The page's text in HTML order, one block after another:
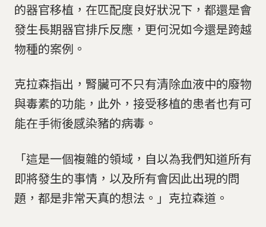
的器官移植，在匹配度良好狀況下，都還是會
發生長期器官排斥反應，更何況如今還是跨越
物種的案例。
克拉森指出，腎臟可不只有清除血液中的廢物
與毒素的功能，此外，接受移植的患者也有可
能在手術後感染豬的病毒。
「這是一個複雜的領域，自以為我們知道所有
即將發生的事情，以及所有會因此出現的問
題，都是非常天真的想法。」克拉森道。